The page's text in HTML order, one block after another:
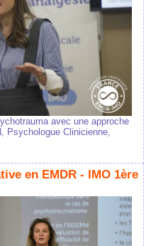
avec une approche
Psychologue Clinicienne,
en EMDR - IMO 1ère